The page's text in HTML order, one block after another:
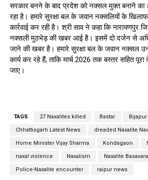
सरकार बनने के बाद प्रदेश को नक्सल मुक्त बनाने का
रहा है। हमारे सुरक्षा बल के जवान नक्सलियों के
कार्रवाई कर रही है। श्री साव ने कहा कि नारायणपुर
नक्सली मुठभेड़ की खबर आई है। इसमें दो दर्जन से
जाने की खबर है। हमारे सुरक्षा बल के जवान नक्सल
कार्य कर रहे हैं, ताकि मार्च 2026 तक बस्तर सहित
जाए।
TAGS 27 Naxalites killed Bastar Bijapur
Chhattisgarh Latest News dreaded Naxalite
Home Minister Vijay Sharma Kondagaon
naxal violence Naxalism Naxalite
Police-Naxalite encounter raipur news